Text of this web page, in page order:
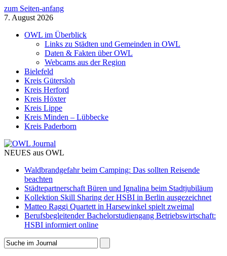
zum Seiten-anfang
7. August 2026
OWL im Überblick
Links zu Städten und Gemeinden in OWL
Daten & Fakten über OWL
Webcams aus der Region
Bielefeld
Kreis Gütersloh
Kreis Herford
Kreis Höxter
Kreis Lippe
Kreis Minden – Lübbecke
Kreis Paderborn
NEUES aus OWL
Waldbrandgefahr beim Camping: Das sollten Reisende
beachten
Städtepartnerschaft Büren und Ignalina beim Stadtjubiläum
Kollektion Skill Sharing der HSBI in Berlin ausgezeichnet
Matteo Raggi Quartett in Harsewinkel spielt zweimal
Berufsbegleitender Bachelorstudiengang Betriebswirtschaft:
HSBI informiert online